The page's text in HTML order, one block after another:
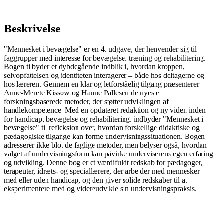
Beskrivelse
"Mennesket i bevægelse" er en 4. udgave, der henvender sig til
faggrupper med interesse for bevægelse, træning og rehabilitering.
Bogen tilbyder et dybdegående indblik i, hvordan kroppen,
selvopfattelsen og identiteten interagerer – både hos deltagerne og
hos læreren. Gennem en klar og letforståelig tilgang præsenterer
Anne-Merete Kissow og Hanne Pallesen de nyeste
forskningsbaserede metoder, der støtter udviklingen af
handlekompetence. Med en opdateret redaktion og ny viden inden
for handicap, bevægelse og rehabilitering, indbyder "Mennesket i
bevægelse" til refleksion over, hvordan forskellige didaktiske og
pædagogiske tilgange kan forme undervisningssituationen. Bogen
adresserer ikke blot de faglige metoder, men belyser også, hvordan
valget af undervisningsform kan påvirke underviserens egen erfaring
og udvikling. Denne bog er et værdifuldt redskab for pædagoger,
terapeuter, idræts- og speciallærere, der arbejder med mennesker
med eller uden handicap, og den giver solide redskaber til at
eksperimentere med og videreudvikle sin undervisningspraksis.